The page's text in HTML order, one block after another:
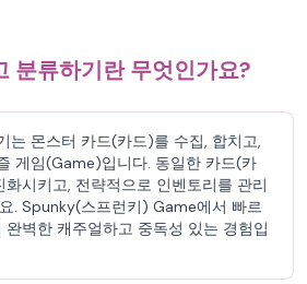
분류하기란 무엇인가요?
는 몬스터 카드(카드)를 수집, 합치고,
게임(Game)입니다. 동일한 카드(카
시키고, 전략적으로 인벤토리를 관리
. Spunky(스프런키) Game에서 빠르
벽한 캐주얼하고 중독성 있는 경험입